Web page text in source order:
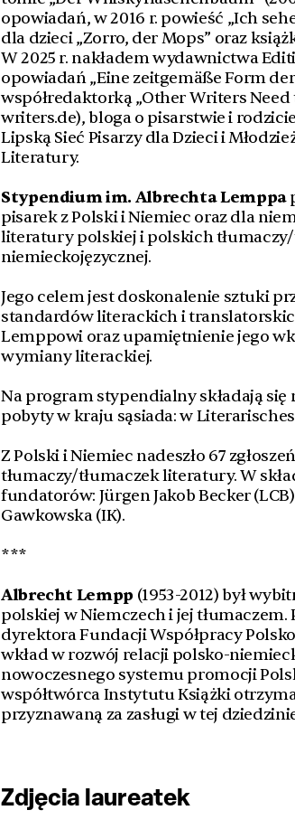
opowiadań, w 2016 r. powieść „Ich
dla dzieci „Zorro, der Mops” oraz
W 2025 r. nakładem wydawnictwa
opowiadań „Eine zeitgemäße Form
współredaktorką „Other Writers
writers.de), bloga o pisarstwie i
Lipską Sieć Pisarzy dla Dzieci i
Literatury.
Stypendium im. Albrechta Lemppa
pisarek z Polski i Niemiec oraz dla
literatury polskiej i polskich
niemieckojęzycznej.
Jego celem jest doskonalenie sztuki
standardów literackich i
Lemppowi oraz upamiętnienie jego
wymiany literackiej.
Na program stypendialny składają
pobyty w kraju sąsiada: w
Z Polski i Niemiec nadeszło 67
tłumaczy/tłumaczek literatury. W
fundatorów: Jürgen Jakob Becker
Gawkowska (IK).
***
Albrecht Lempp (1953-2012) był
polskiej w Niemczech i jej tłumaczem.
dyrektora Fundacji Współpracy
wkład w rozwój relacji polsko-
nowoczesnego systemu promocji
współtwórca Instytutu Książki
przyznawaną za zasługi w tej
Zdjęcia laureatek